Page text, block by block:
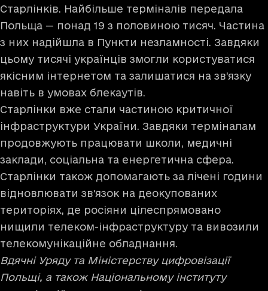
Старлінків. Найбільше терміналів передала
Польща — понад 19 з половиною тисяч. Частина
з них надійшла в Пункти незламності. Завдяки
цьому тисячі українців змогли користуватися
якісним інтернетом та залишатися на зв’язку
навіть в умовах блекаутів.
Старлінки вже стали частиною критичної
інфраструктури України. Завдяки терміналам
продовжують працювати школи, медичні
заклади, соціальна та енергетична сфера.
Старлінки також допомагають за лічені години
відновлювати звʼязок на деокупованих
територіях, де росіяни цілеспрямовано
нищили телеком-інфраструктуру та вивозили
телекомунікаційне обладнання.
Вдячні Уряду та Міністерству цифровізації
Польщі, а також Національному інституту